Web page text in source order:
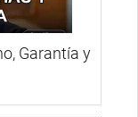
Garantía y